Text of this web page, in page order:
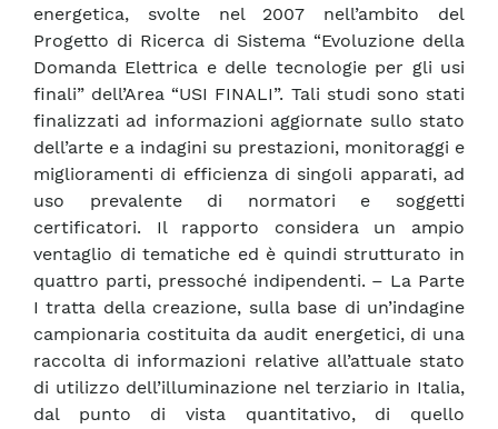
energetica, svolte nel 2007 nell’ambito del
Progetto di Ricerca di Sistema “Evoluzione della
Domanda Elettrica e delle tecnologie per gli usi
finali” dell’Area “USI FINALI”. Tali studi sono stati
finalizzati ad informazioni aggiornate sullo stato
dell’arte e a indagini su prestazioni, monitoraggi e
miglioramenti di efficienza di singoli apparati, ad
uso prevalente di normatori e soggetti
certificatori. Il rapporto considera un ampio
ventaglio di tematiche ed è quindi strutturato in
quattro parti, pressoché indipendenti. – La Parte
I tratta della creazione, sulla base di un’indagine
campionaria costituita da audit energetici, di una
raccolta di informazioni relative all’attuale stato
di utilizzo dell’illuminazione nel terziario in Italia,
dal punto di vista quantitativo, di quello